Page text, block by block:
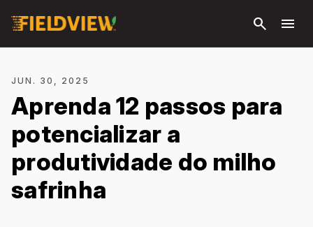
principal
search menu
JUN. 30, 2025
Aprenda 12 passos para
potencializar a
produtividade do milho
safrinha